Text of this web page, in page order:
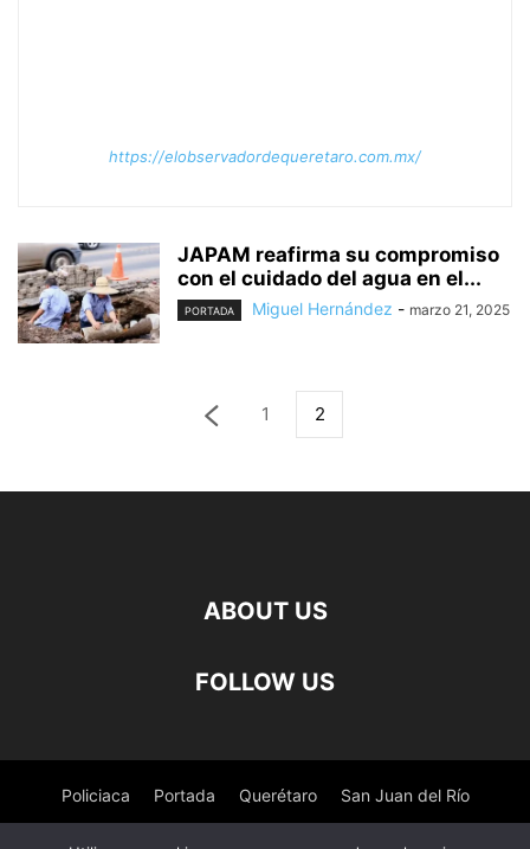
https://elobservadordequeretaro.com.mx/
JAPAM reafirma su compromiso
con el cuidado del agua en el...
PORTADA Miguel Hernández - marzo 21, 2025
1 2
ABOUT US
FOLLOW US
Policiaca Portada Querétaro San Juan del Río